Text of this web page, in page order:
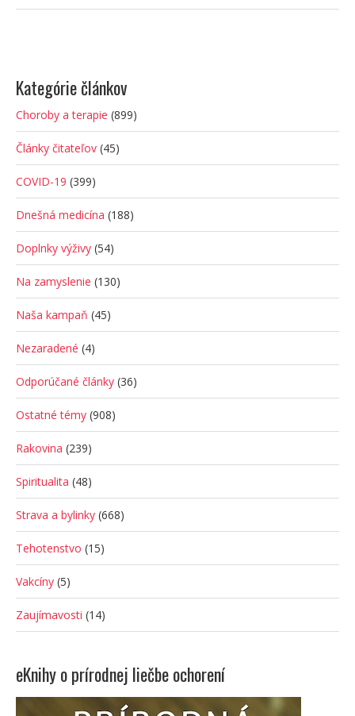
Kategórie článkov
Choroby a terapie (899)
Články čitateľov (45)
COVID-19 (399)
Dnešná medicína (188)
Doplnky výživy (54)
Na zamyslenie (130)
Naša kampaň (45)
Nezaradené (4)
Odporúčané články (36)
Ostatné témy (908)
Rakovina (239)
Spiritualita (48)
Strava a bylinky (668)
Tehotenstvo (15)
Vakcíny (5)
Zaujímavosti (14)
eKnihy o prírodnej liečbe ochorení